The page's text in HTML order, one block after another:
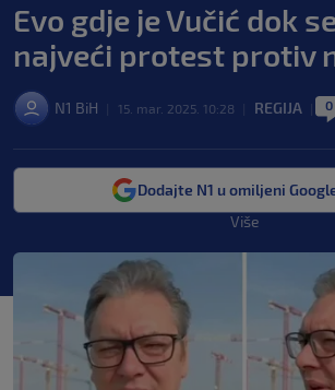
Evo gdje je Vučić dok
najveći protest protiv
N1 BiH 15. mar. 2025. 10:28 REGIJA 0
Dodajte N1 u omiljeni
Više